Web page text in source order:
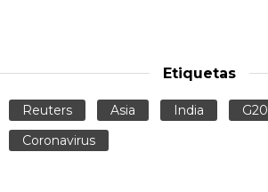
Etiquetas
Reuters Asia India
G20
Coronavirus